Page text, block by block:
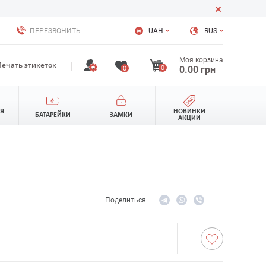
ПЕРЕЗВОНИТЬ UAH RUS
0 0
Моя корзина
0.00 грн
этикеток
БАТАРЕЙКИ ЗАМКИ
НОВИНКИ
АКЦИИ
Поделиться